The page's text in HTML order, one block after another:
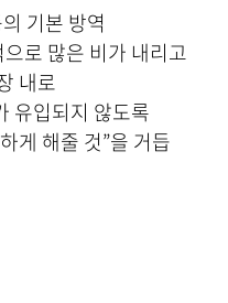
기본 방역
로 많은 비가 내리고
내로
유입되지 않도록
게 해줄 것”을 거듭